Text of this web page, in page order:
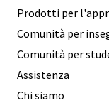
Prodotti per
Comunità per
Comunità per
Assistenza
Chi siamo